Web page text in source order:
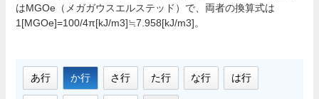
はMGOe（メガガウスエルステッド）で、両者の換算式は
1[MGOe]=100/4π[kJ/m3]≒7.958[kJ/m3]。
あ行 か行 さ行 た行 な行 は行